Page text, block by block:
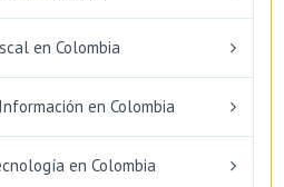
en Colombia
en Colombia
en Colombia